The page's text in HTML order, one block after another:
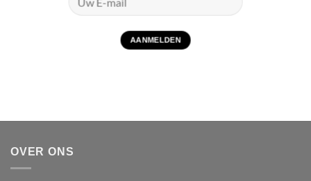
OVER ONS